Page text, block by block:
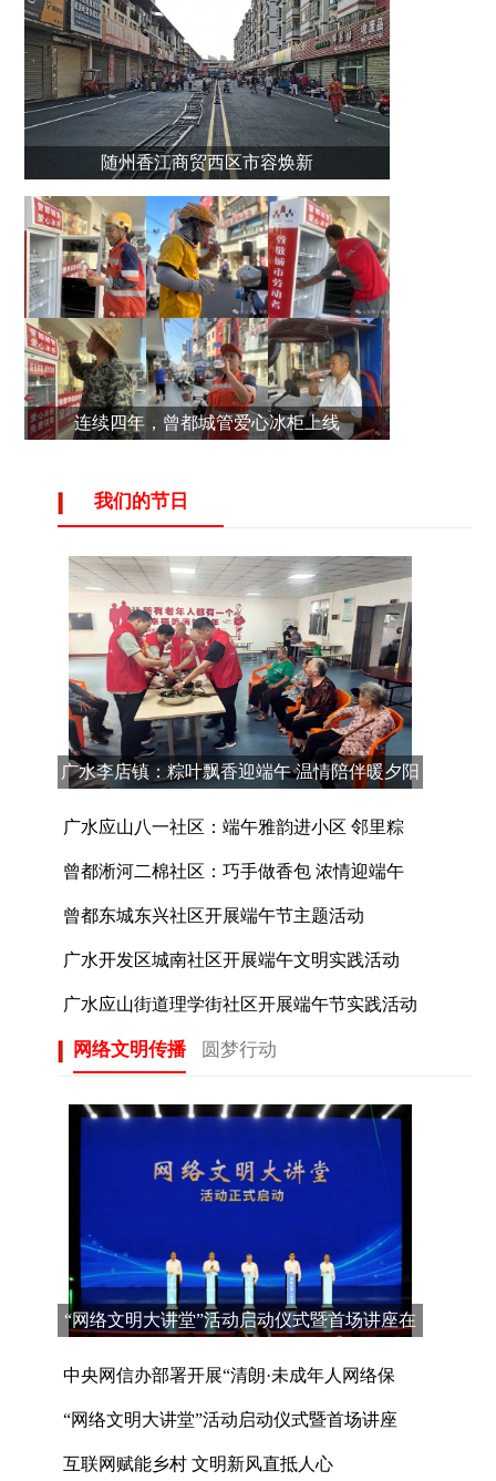
随州香江商贸西区市容焕新
连续四年，曾都城管爱心冰柜上线
我们的节日
广水李店镇：粽叶飘香迎端午 温情陪伴暖夕阳
广水应山八一社区：端午雅韵进小区 邻里粽
曾都淅河二棉社区：巧手做香包 浓情迎端午
曾都东城东兴社区开展端午节主题活动
广水开发区城南社区开展端午文明实践活动
广水应山街道理学街社区开展端午节实践活动
网络文明传播 圆梦行动
“网络文明大讲堂”活动启动仪式暨首场讲座在
中央网信办部署开展“清朗·未成年人网络保
“网络文明大讲堂”活动启动仪式暨首场讲座
互联网赋能乡村 文明新风直抵人心